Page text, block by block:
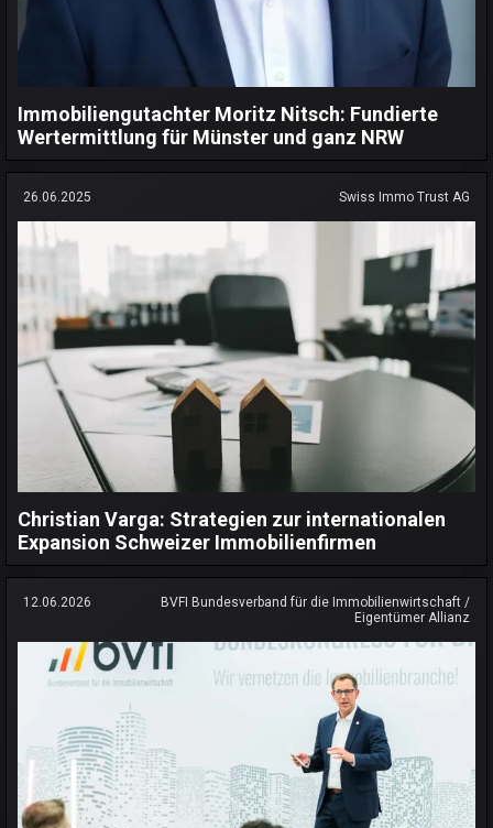
Immobiliengutachter Moritz Nitsch: Fundierte
Wertermittlung für Münster und ganz NRW
26.06.2025 Swiss Immo Trust AG
Christian Varga: Strategien zur internationalen
Expansion Schweizer Immobilienfirmen
12.06.2026
BVFI Bundesverband für die Immobilienwirtschaft /
Eigentümer Allianz